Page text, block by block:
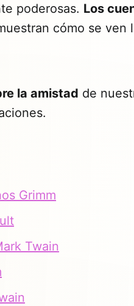
poderosas. Los
cómo se ven
la amistad de
Grimm
Twain